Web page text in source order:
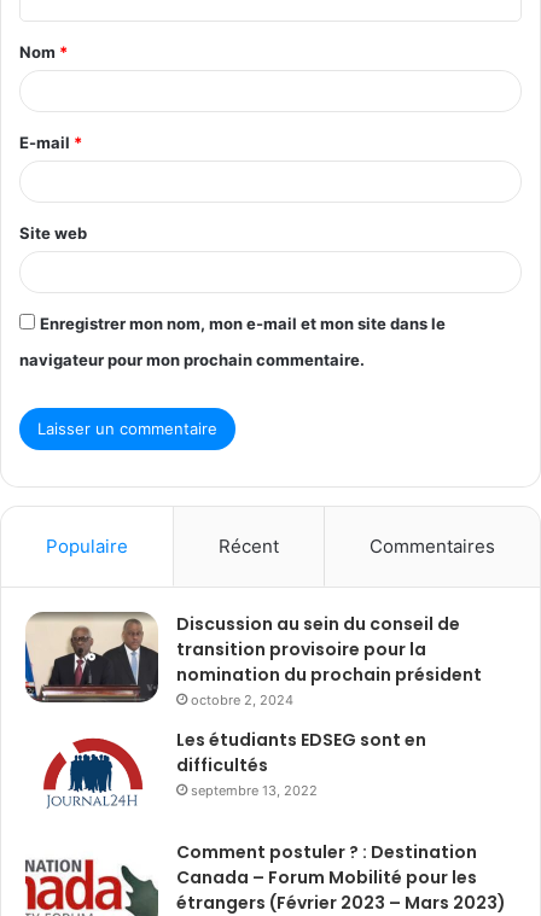
t
a
e
*
Nom *
E-mail *
Site web
Enregistrer mon nom, mon e-mail et mon site dans le
navigateur pour mon prochain commentaire.
Populaire Récent Commentaires
Discussion au sein du conseil de
transition provisoire pour la
nomination du prochain président
octobre 2, 2024
Les étudiants EDSEG sont en
difficultés
septembre 13, 2022
Comment postuler ? : Destination
Canada – Forum Mobilité pour les
étrangers (Février 2023 – Mars 2023)